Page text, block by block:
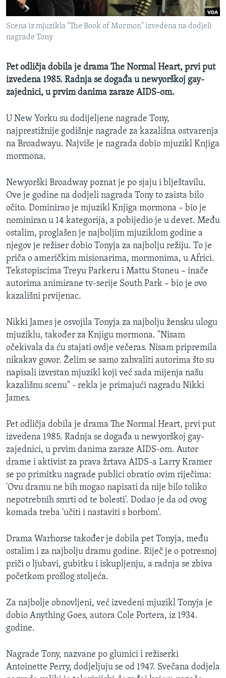
MAGAZIN
O GLASU AMERIKE
PRATITE NAS
Jezici
Scena iz mjuzikla "The Book of Mormon" izvedena na dodjeli
nagrade Tony
Pet odličja dobila je drama The Normal Heart, prvi put
izvedena 1985. Radnja se događa u newyorškoj gay-
zajednici, u prvim danima zaraze AIDS-om.
U New Yorku su dodijeljene nagrade Tony,
najprestižnije godišnje nagrade za kazališna ostvarenja
na Broadwayu. Najviše je nagrada dobio mjuzikl Knjiga
mormona.
Newyorški Broadway poznat je po sjaju i blještavilu.
Ove je godine na dodjeli nagrada Tony to zaista bilo
očito. Dominirao je mjuzikl Knjiga mormona – bio je
nominiran u 14 kategorija, a pobijedio je u devet. Među
ostalim, proglašen je najboljim mjuziklom godine a
njegov je režiser dobio Tonyja za najbolju režiju. To je
priča o američkim misionarima, mormonima, u Africi.
Tekstopiscima Treyu Parkeru i Mattu Stoneu – inače
autorima animirane tv-serije South Park – bio je ovo
kazališni prvijenac.
Nikki James je osvojila Tonyja za najbolju žensku ulogu
mjuziklu, također za Knjigu mormona. "Nisam
očekivala da ću stajati ovdje večeras. Nisam pripremila
nikakav govor. Želim se samo zahvaliti autorima što su
napisali izvrstan mjuzikl koji već sada mijenja našu
kazališnu scenu" - rekla je primajući nagradu Nikki
James.
Pet odličja dobila je drama The Normal Heart, prvi put
izvedena 1985. Radnja se događa u newyorškoj gay-
zajednici, u prvim danima zaraze AIDS-om. Autor
drame i aktivist za prava žrtava AIDS-a Larry Kramer
se po primitku nagrade publici obratio ovim riječima:
'Ovu dramu ne bih mogao napisati da nije bilo toliko
nepotrebnih smrti od te bolesti'. Dodao je da od ovog
komada treba 'učiti i nastaviti s borbom'.
Drama Warhorse također je dobila pet Tonyja, među
ostalim i za najbolju dramu godine. Riječ je o potresnoj
priči o ljubavi, gubitku i iskupljenju, a radnja se zbiva
početkom prošlog stoljeća.
Za najbolje obnovljeni, već izvedeni mjuzikl Tonyja je
dobio Anything Goes, autora Cole Portera, iz 1934.
godine.
Nagrade Tony, nazvane po glumici i režiserki
Antoinette Perry, dodjeljuju se od 1947. Svečana dodjela